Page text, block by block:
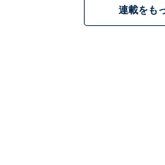
11:00〜21:00（最終受付
連載をも